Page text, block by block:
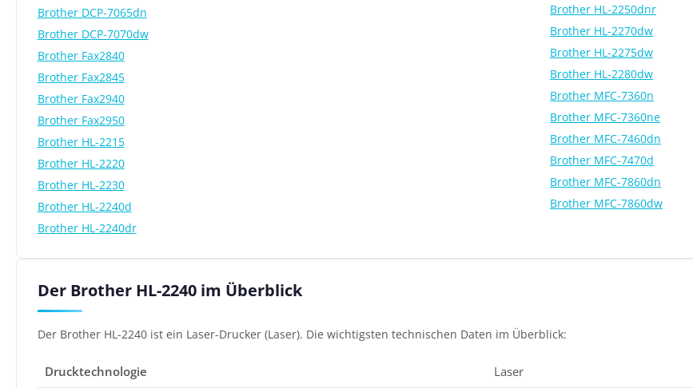
Brother DCP-7065dn
Brother DCP-7070dw
Brother Fax2840
Brother Fax2845
Brother Fax2940
Brother Fax2950
Brother HL-2215
Brother HL-2220
Brother HL-2230
Brother HL-2240d
Brother HL-2240dr
Brother HL-2250dnr
Brother HL-2270dw
Brother HL-2275dw
Brother HL-2280dw
Brother MFC-7360n
Brother MFC-7360ne
Brother MFC-7460dn
Brother MFC-7470d
Brother MFC-7860dn
Brother MFC-7860dw
Der Brother HL-2240 im Überblick
Der Brother HL-2240 ist ein Laser-Drucker (Laser). Die wichtigsten technischen Daten im Überblick:
Drucktechnologie
Laser